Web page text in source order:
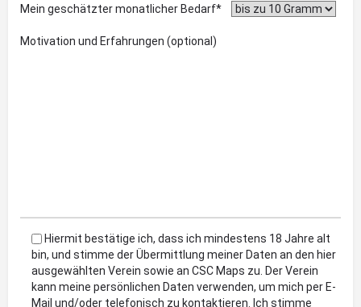
Mein geschätzter monatlicher Bedarf*
Motivation und Erfahrungen (optional)
Hiermit bestätige ich, dass ich mindestens 18 Jahre alt
bin, und stimme der Übermittlung meiner Daten an den hier
ausgewählten Verein sowie an CSC Maps zu. Der Verein
kann meine persönlichen Daten verwenden, um mich per E-
Mail und/oder telefonisch zu kontaktieren. Ich stimme